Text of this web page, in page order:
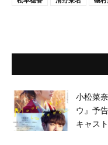
小松菜
ウ』予
キャス